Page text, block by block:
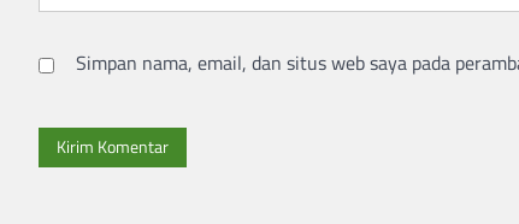
Simpan nama, email, dan situs web saya pada